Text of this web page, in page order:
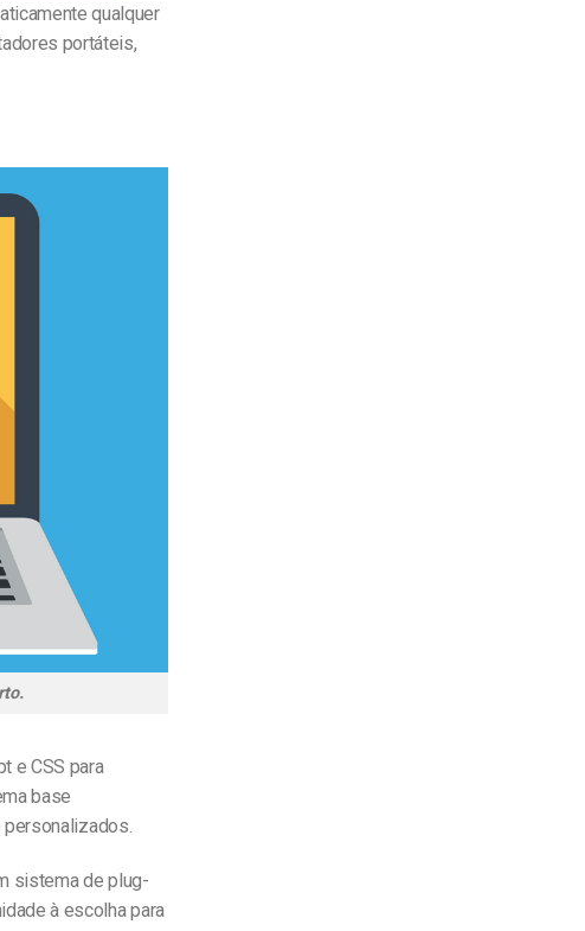
qualquer
portáteis,
e CSS para
base
sistema de plug-
à escolha para